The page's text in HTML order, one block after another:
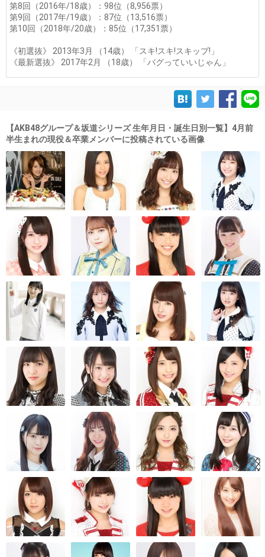
第8回（2016年/18歳）：98位（8,956票）
第9回（2017年/19歳）：87位（13,516票）
第10回（2018年/20歳）：85位（17,351票）
《初選抜》 2013年3月 （14歳） 「スキ!スキ!スキップ!」
《最新選抜》 2017年2月 （18歳） 「バグっていいじゃん」
【AKB48グループ＆坂道シリーズ 生年月日・誕生日別一覧】4月前
半生まれの現役＆卒業メンバーに投稿されている画像